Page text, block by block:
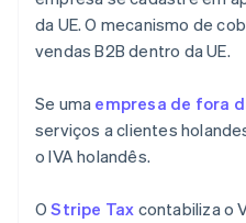
da UE. O mecanismo de
vendas B2B dentro da UE.
Se uma empresa de fora
serviços a clientes
o IVA holandês.
OStripe Tax contabiliza o